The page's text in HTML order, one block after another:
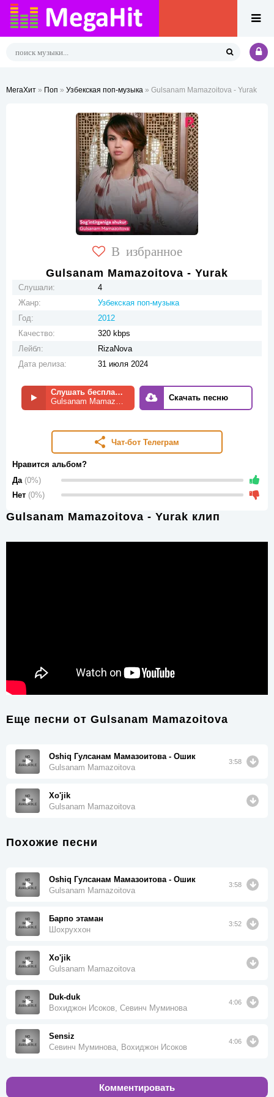
МегаХит » Поп » Узбекская поп-музыка » Gulsanam Mamazoitova - Yurak
В избранное
Gulsanam Mamazoitova - Yurak
Слушали:
4
Жанр:
Узбекская поп-музыка
Год:
2012
Качество:
320 kbps
Лейбл:
RizaNova
Дата релиза:
31 июля 2024
Слушать бесплатно
Gulsanam Mamazoitova - Yurak
Скачать песню
Чат-бот Телеграм
Нравится альбом?
Да (0%)
Нет (0%)
Gulsanam Mamazoitova - Yurak клип
Еще песни от Gulsanam Mamazoitova
Oshiq Гулсанам Мамазоитова - Ошик
Gulsanam Mamazoitova
3:58
Xo'jik
Gulsanam Mamazoitova
Похожие песни
Oshiq Гулсанам Мамазоитова - Ошик
Gulsanam Mamazoitova
3:58
Барпо этаман
Шохруххон
3:52
Xo'jik
Gulsanam Mamazoitova
Duk-duk
Вохиджон Исоков, Севинч Муминова
4:06
Sensiz
Севинч Муминова, Вохиджон Исоков
4:06
Комментировать